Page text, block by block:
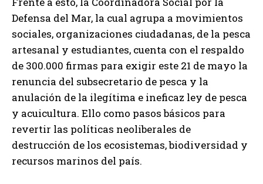
Defensa del Mar, la cual agrupa a movimientos
sociales, organizaciones ciudadanas, de la pesca
artesanal y estudiantes, cuenta con el respaldo
de 300.000 firmas para exigir este 21 de mayo la
renuncia del subsecretario de pesca y la
anulación de la ilegítima e ineficaz ley de pesca
y acuicultura. Ello como pasos básicos para
revertir las políticas neoliberales de
destrucción de los ecosistemas, biodiversidad y
recursos marinos del país.